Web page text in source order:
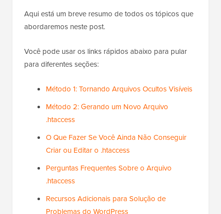
Aqui está um breve resumo de todos os tópicos que
abordaremos neste post.
Você pode usar os links rápidos abaixo para pular
para diferentes seções:
Método 1: Tornando Arquivos Ocultos Visíveis
Método 2: Gerando um Novo Arquivo
.htaccess
O Que Fazer Se Você Ainda Não Conseguir
Criar ou Editar o .htaccess
Perguntas Frequentes Sobre o Arquivo
.htaccess
Recursos Adicionais para Solução de
Problemas do WordPress